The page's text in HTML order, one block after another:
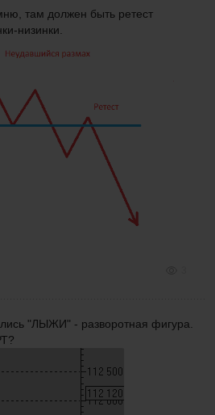
там должен быть ретест
низинки.
"ЛЫЖИ" - разворотная фигура.